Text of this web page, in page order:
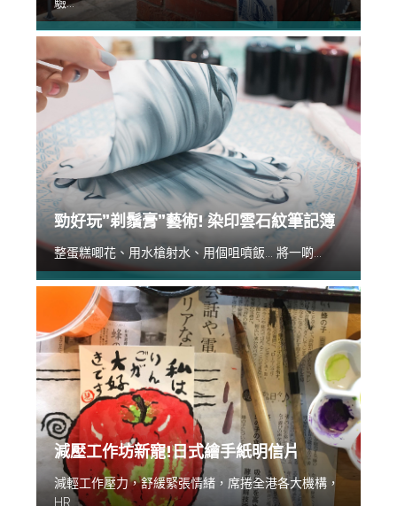
勁好玩”剃鬚膏”藝術! 染印雲石紋筆記簿
整蛋糕唧花、用水槍射水、用個咀噴飯... 將一啲...
減壓工作坊新寵!日式繪手紙明信片
減輕工作壓力，舒緩緊張情緒，席捲全港各大機構，
HR...